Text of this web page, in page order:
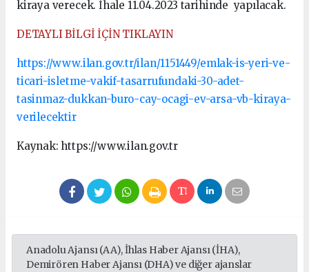
kiraya verecek. İhale 11.04.2023 tarihinde yapılacak.
DETAYLI BİLGİ İÇİN TIKLAYIN
https://www.ilan.gov.tr/ilan/1151449/emlak-is-yeri-ve-
ticari-isletme-vakif-tasarrufundaki-30-adet-
tasinmaz-dukkan-buro-cay-ocagi-ev-arsa-vb-kiraya-
verilecektir
Kaynak: https://www.ilan.gov.tr
Anadolu Ajansı (AA), İhlas Haber Ajansı (İHA),
Demirören Haber Ajansı (DHA) ve diğer ajanslar